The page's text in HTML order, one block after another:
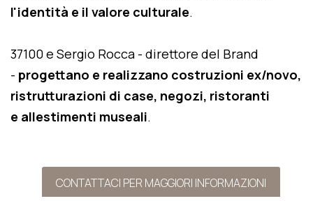
l'identità e il valore culturale.
37100 e Sergio Rocca - direttore del Brand
- progettano e realizzano costruzioni ex/novo,
ristrutturazioni di case, negozi, ristoranti
e allestimenti museali.
CONTATTACI PER MAGGIORI INFORMAZIONI